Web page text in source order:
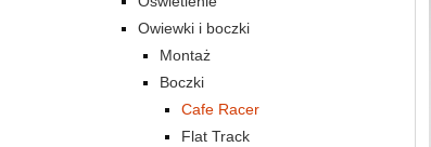
Owiewki i boczki
Montaż
Boczki
Cafe Racer
Flat Track